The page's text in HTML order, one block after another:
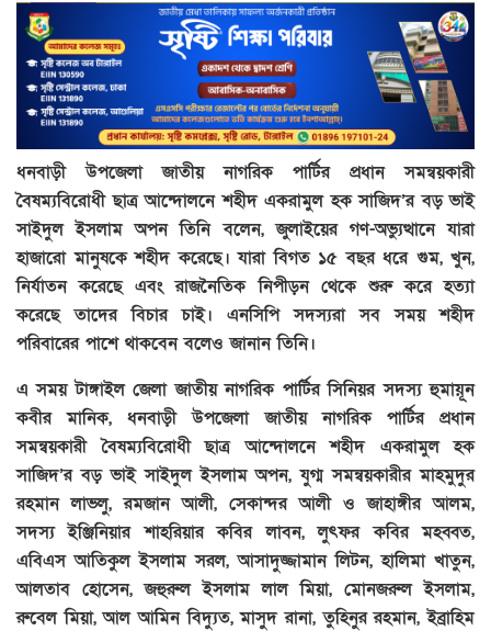
ধনবাড়ী উপজেলা জাতীয় নাগরিক পার্টির প্রধান সমন্বয়কারী
বৈষম্যবিরোধী ছাত্র আন্দোলনে শহীদ একরামুল হক সাজিদ’র বড় ভাই
সাইদুল ইসলাম অপন তিনি বলেন, জুলাইয়ের গণ-অভ্যুত্থানে যারা
হাজারো মানুষকে শহীদ করেছে। যারা বিগত ১৫ বছর ধরে গুম, খুন,
নির্যাতন করেছে এবং রাজনৈতিক নিপীড়ন থেকে শুরু করে হত্যা
করেছে তাদের বিচার চাই। এনসিপি সদস্যরা সব সময় শহীদ
পরিবারের পাশে থাকবেন বলেও জানান তিনি।
এ সময় টাঙ্গাইল জেলা জাতীয় নাগরিক পার্টির সিনিয়র সদস্য হুমায়ূন
কবীর মানিক, ধনবাড়ী উপজেলা জাতীয় নাগরিক পার্টির প্রধান
সমন্বয়কারী বৈষম্যবিরোধী ছাত্র আন্দোলনে শহীদ একরামুল হক
সাজিদ’র বড় ভাই সাইদুল ইসলাম অপন, যুগ্ম সমন্বয়কারীর মাহমুদুর
রহমান লাভলু, রমজান আলী, সেকান্দর আলী ও জাহাঙ্গীর আলম,
সদস্য ইঞ্জিনিয়ার শাহরিয়ার কবির লাবন, লুৎফর কবির মহব্বত,
এবিএস আতিকুল ইসলাম সরল, আসাদুজ্জামান লিটন, হালিমা খাতুন,
আলতাব হোসেন, জহুরুল ইসলাম লাল মিয়া, মোনজরুল ইসলাম,
রুবেল মিয়া, আল আমিন বিদ্যুত, মাসুদ রানা, তুহিনুর রহমান, ইব্রাহিম